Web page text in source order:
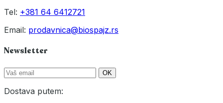
Tel: +381 64 6412721
Email: prodavnica@biospajz.rs
Newsletter
OK
Dostava putem: